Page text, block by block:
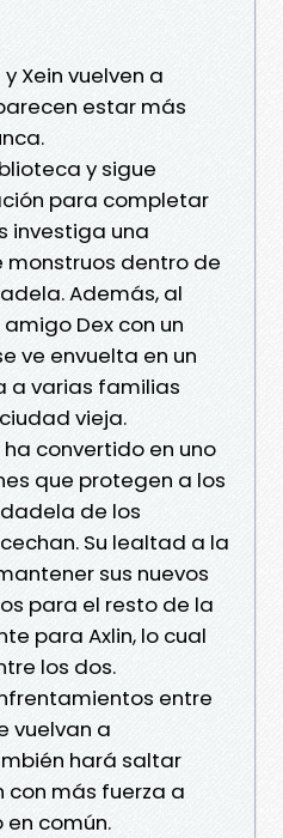
Xein vuelven a
estar más
y sigue
para completar
investiga una
monstruos dentro de
Además, al
Dex con un
ve envuelta en un
a varias familias
vieja.
ha convertido en uno
que protegen a los
de los
Su lealtad a la
sus nuevos
para el resto de la
para Axlin, lo cual
los dos.
entre
vuelvan a
hará saltar
con más fuerza a
común.